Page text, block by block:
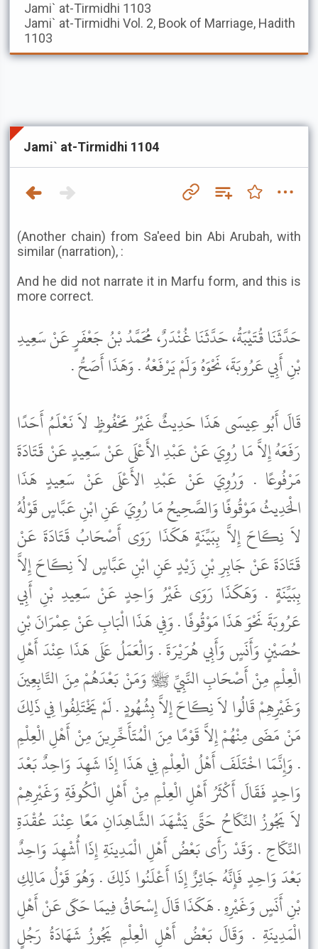
Jami` at-Tirmidhi 1103
Jami` at-Tirmidhi Vol. 2, Book of Marriage, Hadith
1103
Jami` at-Tirmidhi 1104
(Another chain) from Sa'eed bin Abi Arubah, with
similar (narration), :
And he did not narrate it in Marfu form, and this is
more correct.
حَدَّثَنَا قُتَيْبَةُ، حَدَّثَنَا غُنْدَرٌ، مُحَمَّدُ بْنُ جَعْفَرٍ عَنْ سَعِيدِ
بْنِ أَبِي عَرُوبَةَ، نَحْوَهُ وَلَمْ يَرْفَعْهُ . وَهَذَا أَصَحُّ .
قَالَ أَبُو عِيسَى هَذَا حَدِيثٌ غَيْرُ مَحْفُوظٍ لاَ نَعْلَمُ أَحَدًا
رَفَعَهُ إِلاَّ مَا رُوِيَ عَنْ عَبْدِ الأَعْلَى عَنْ سَعِيدٍ عَنْ قَتَادَةَ
مَرْفُوعًا . وَرُوِيَ عَنْ عَبْدِ الأَعْلَى عَنْ سَعِيدٍ هَذَا
الْحَدِيثُ مَوْقُوفًا وَالصَّحِيحُ مَا رُوِيَ عَنِ ابْنِ عَبَّاسٍ قَوْلُهُ
لاَ نِكَاحَ إِلاَّ بِبَيِّنَةٍ هَكَذَا رَوَى أَصْحَابُ قَتَادَةَ عَنْ
قَتَادَةَ عَنْ جَابِرِ بْنِ زَيْدٍ عَنِ ابْنِ عَبَّاسٍ لاَ نِكَاحَ إِلاَّ
بِبَيِّنَةٍ . وَهَكَذَا رَوَى غَيْرُ وَاحِدٍ عَنْ سَعِيدِ بْنِ أَبِي
عَرُوبَةَ نَحْوَ هَذَا مَوْقُوفًا . وَفِي هَذَا الْبَابِ عَنْ عِمْرَانَ بْنِ
حُصَيْنٍ وَأَنَسٍ وَأَبِي هُرَيْرَةَ . وَالْعَمَلُ عَلَى هَذَا عِنْدَ أَهْلِ
الْعِلْمِ مِنْ أَصْحَابِ النَّبِيِّ ﷺ وَمَنْ بَعْدَهُمْ مِنَ التَّابِعِينَ
وَغَيْرِهِمْ قَالُوا لاَ نِكَاحَ إِلاَّ بِشُهُودٍ . لَمْ يَخْتَلِفُوا فِي ذَلِكَ
مَنْ مَضَى مِنْهُمْ إِلاَّ قَوْمًا مِنَ الْمُتَأَخِّرِينَ مِنْ أَهْلِ الْعِلْمِ
. وَإِنَّمَا اخْتَلَفَ أَهْلُ الْعِلْمِ فِي هَذَا إِذَا شَهِدَ وَاحِدٌ بَعْدَ
وَاحِدٍ فَقَالَ أَكْثَرُ أَهْلِ الْعِلْمِ مِنْ أَهْلِ الْكُوفَةِ وَغَيْرِهِمْ
لاَ يَجُوزُ النِّكَاحُ حَتَّى يَشْهَدَ الشَّاهِدَانِ مَعًا عِنْدَ عُقْدَةِ
النِّكَاحِ . وَقَدْ رَأَى بَعْضُ أَهْلِ الْمَدِينَةِ إِذَا أُشْهِدَ وَاحِدٌ
بَعْدَ وَاحِدٍ فَإِنَّهُ جَائِزٌ إِذَا أَعْلَنُوا ذَلِكَ . وَهُوَ قَوْلُ مَالِكِ
بْنِ أَنَسٍ وَغَيْرِهِ . هَكَذَا قَالَ إِسْحَاقُ فِيمَا حَكَى عَنْ أَهْلِ
الْمَدِينَةِ . وَقَالَ بَعْضُ أَهْلِ الْعِلْمِ يَجُوزُ شَهَادَةُ رَجُلٍ